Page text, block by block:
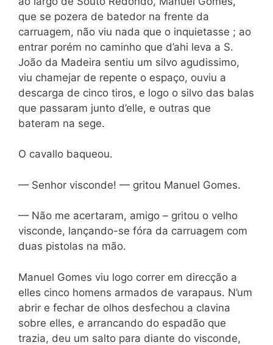
que se pozera de batedor na frente da
carruagem, não viu nada que o inquietasse ; ao
entrar porém no caminho que d’ahi leva a S.
João da Madeira sentiu um silvo agudissimo,
viu chamejar de repente o espaço, ouviu a
descarga de cinco tiros, e logo o silvo das balas
que passaram junto d’elle, e outras que
bateram na sege.
O cavallo baqueou.
— Senhor visconde! — gritou Manuel Gomes.
— Não me acertaram, amigo – gritou o velho
visconde, lançando-se fóra da carruagem com
duas pistolas na mão.
Manuel Gomes viu logo correr em direcção a
elles cinco homens armados de varapaus. N’um
abrir e fechar de olhos desfechou a clavina
sobre elles, e arrancando do espadão que
trazia, deu um salto para diante do visconde,